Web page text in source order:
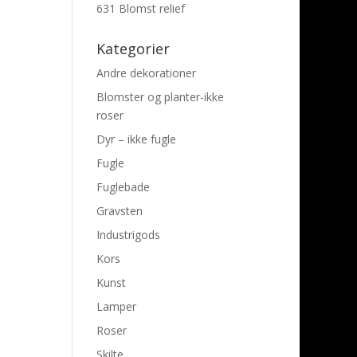
631 Blomst relief
Kategorier
Andre dekorationer
Blomster og planter-ikke
roser
Dyr – ikke fugle
Fugle
Fuglebade
Gravsten
Industrigods
Kors
Kunst
Lamper
Roser